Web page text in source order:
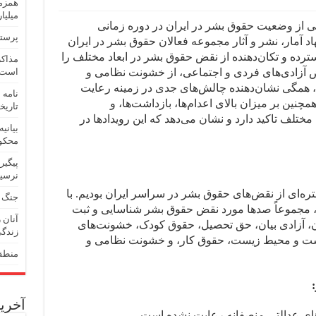
از وضعیت حقوق بشر در ایران در دوره زمانی
به همت نهاد آمار، نشر و آثار مجموعه فعالان حقوق بشر در ایران
و تکان‌دهنده از نقض حقوق بشر در ابعاد مختلف را
آزادی‌های فردی و اجتماعی، از خشونت نظامی و
همگی نشان‌دهنده چالش‌های جدی در زمینه رعایت
بر میزان بالای اعدام‌ها، بازداشت‌ها، و
تاکید دارد و نشان می‌دهد که این رویدادها در
ماه ۱۴۰۴، شاهد گستره‌ای از نقض‌های حقوق بشر در سراسر ایران بودیم. با
مجموعاً صدها مورد نقض حقوق بشر شناسایی و ثبت
آزادی بیان، حق تحصیل، حقوق کودک، خشونت‌های
و محیط زیست، حقوق کار، و خشونت نظامی و
جنگ